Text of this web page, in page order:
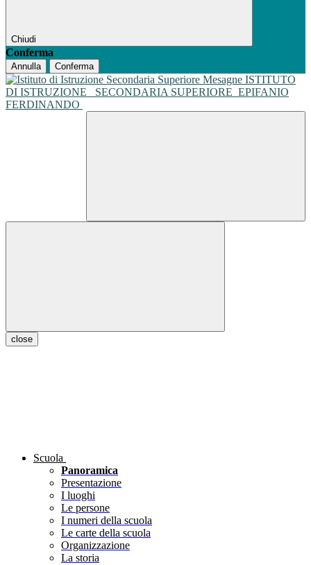
Chiudi
Conferma
Annulla Conferma
ISTITUTO
DI ISTRUZIONE
SECONDARIA SUPERIORE EPIFANIO
FERDINANDO
close
Scuola
Panoramica
Presentazione
I luoghi
Le persone
I numeri della scuola
Le carte della scuola
Organizzazione
La storia